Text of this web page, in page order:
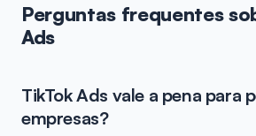
Perguntas frequentes
Ads
TikTok Ads vale a pena para
empresas?